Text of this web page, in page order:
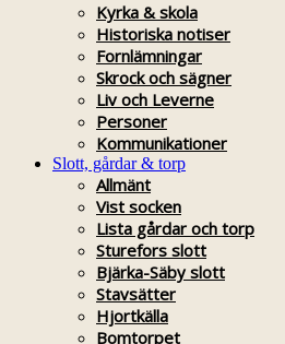
Kyrka & skola
Historiska notiser
Fornlämningar
Skrock och sägner
Liv och Leverne
Personer
Kommunikationer
Slott, gårdar & torp
Allmänt
Vist socken
Lista gårdar och torp
Sturefors slott
Bjärka-Säby slott
Stavsätter
Hjortkälla
Bomtorpet